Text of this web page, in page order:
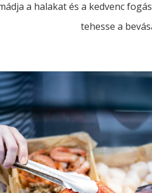
a halakat és a kedvenc
tehesse a